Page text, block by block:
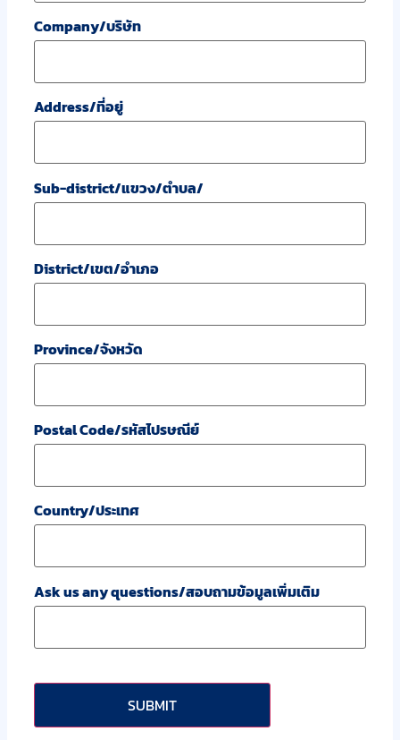
Company/บริษัท
Address/ที่อยู่
Sub-district/แขวง/ตำบล/
District/เขต/อำเภอ
Province/จังหวัด
Postal Code/รหัสไปรษณีย์
Country/ประเทศ
Ask us any questions/สอบถามข้อมูลเพิ่มเติม